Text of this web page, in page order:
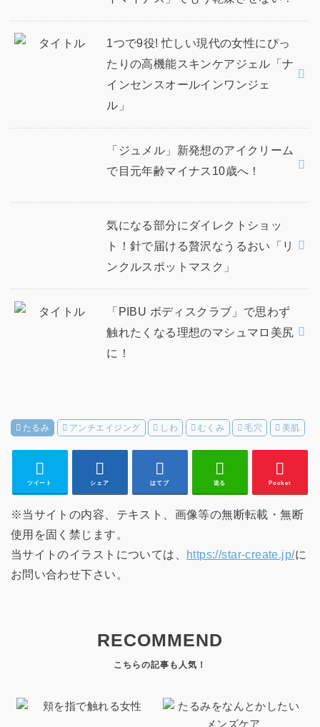
1つで9役! 忙しい現代の女性にぴっ
たりの高機能スキンケアジェル「ナ
インセンスオールインワンジェ
ル」
「ジュメル」新発想のアイクリーム
で目元年齢マイナス10歳へ！
気になる部分にダイレクトショッ
ト！針で届ける贅沢なうるおい「リ
ンクルスポットマスク」
「PIBU ボディスクラブ」で思わず
触れたくなる理想のマシュマロ美尻
に！
たるみ アンチエイジング しわ むくみ 毛穴 美肌
ツイート シェア はてブ 送る Pocket
※当サイトの内容、テキスト、画像等の無断転載・無断
使用を固く禁じます。
当サイトのイラストについては、 https://star-create.jp/に
お問い合わせ下さい。
RECOMMEND